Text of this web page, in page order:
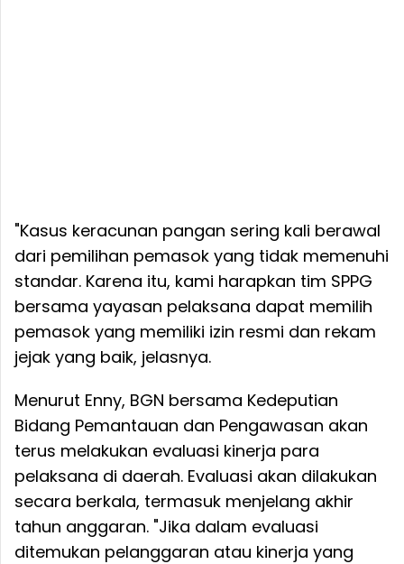
"Kasus keracunan pangan sering kali berawal
dari pemilihan pemasok yang tidak memenuhi
standar. Karena itu, kami harapkan tim SPPG
bersama yayasan pelaksana dapat memilih
pemasok yang memiliki izin resmi dan rekam
jejak yang baik, jelasnya.
Menurut Enny, BGN bersama Kedeputian
Bidang Pemantauan dan Pengawasan akan
terus melakukan evaluasi kinerja para
pelaksana di daerah. Evaluasi akan dilakukan
secara berkala, termasuk menjelang akhir
tahun anggaran. "Jika dalam evaluasi
ditemukan pelanggaran atau kinerja yang